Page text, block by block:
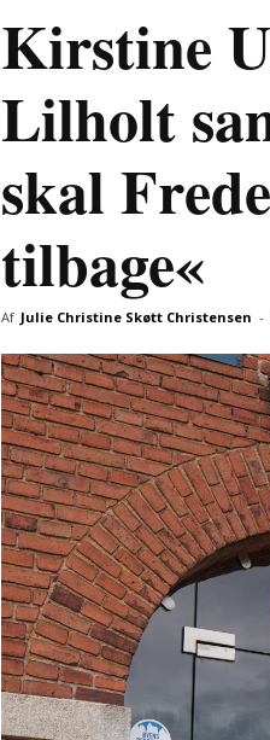
Kirstine
Lilholt
skal
tilbage«
Af Julie Christine Skøtt Christensen -